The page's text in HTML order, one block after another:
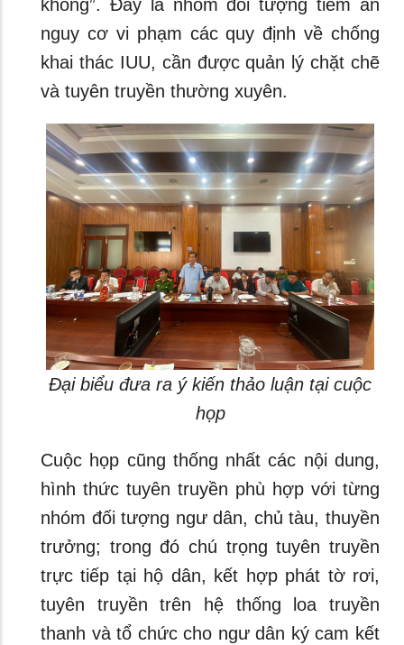
không”. Đây là nhóm đối tượng tiềm ẩn
nguy cơ vi phạm các quy định về chống
khai thác IUU, cần được quản lý chặt chẽ
và tuyên truyền thường xuyên.
Đại biểu đưa ra ý kiến thảo luận tại cuộc
họp
Cuộc họp cũng thống nhất các nội dung,
hình thức tuyên truyền phù hợp với từng
nhóm đối tượng ngư dân, chủ tàu, thuyền
trưởng; trong đó chú trọng tuyên truyền
trực tiếp tại hộ dân, kết hợp phát tờ rơi,
tuyên truyền trên hệ thống loa truyền
thanh và tổ chức cho ngư dân ký cam kết